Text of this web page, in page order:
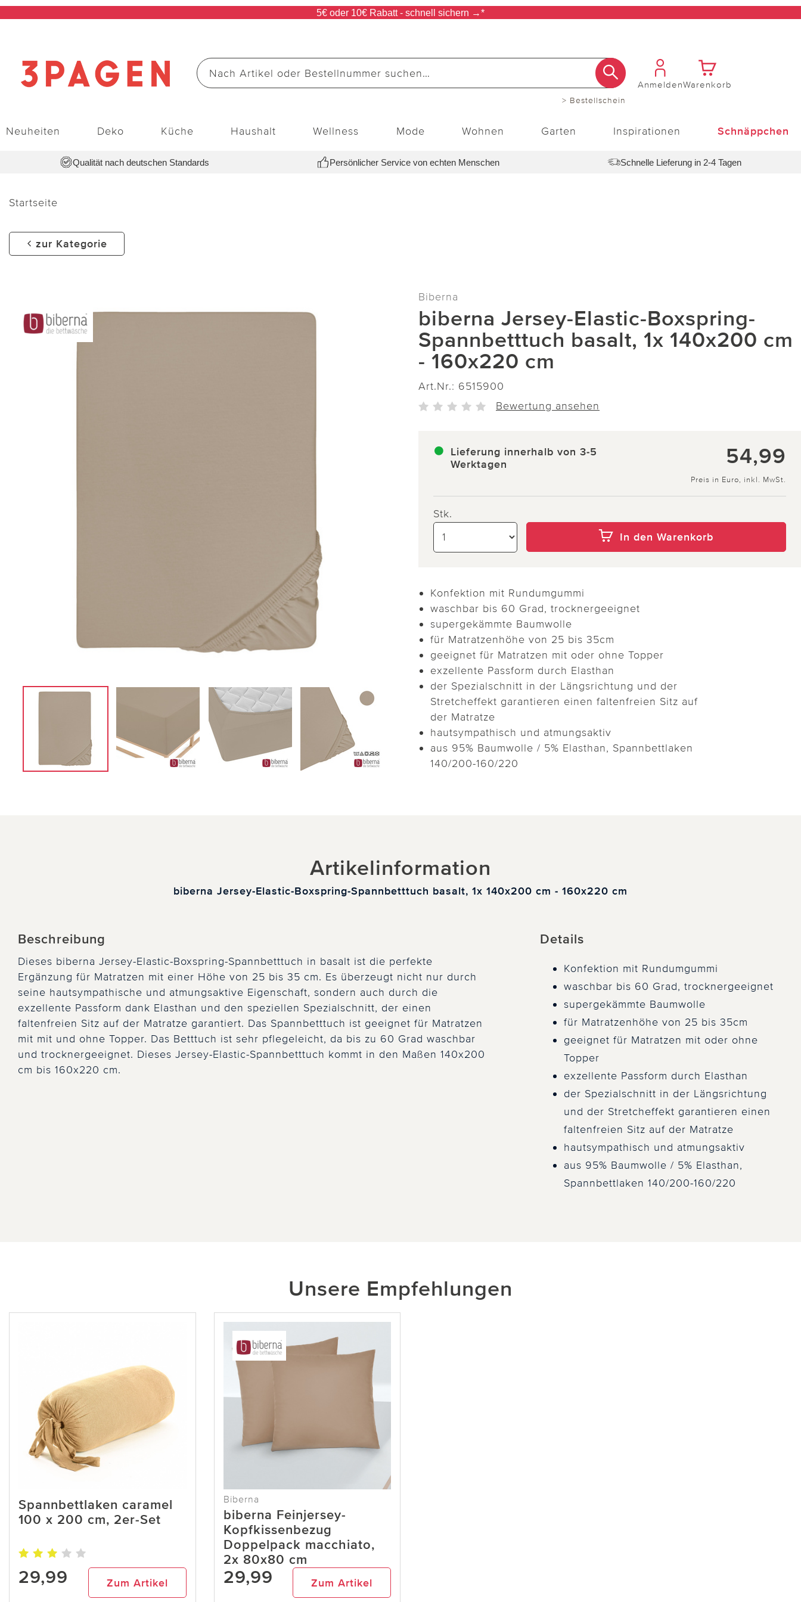
5€ oder 10€ Rabatt - schnell sichern →*
> Bestellschein
AnmeldenWarenkorb
Neuheiten Deko Küche Haushalt Wellness Mode Wohnen Garten Inspirationen Schnäppchen
Qualität nach deutschen Standards Persönlicher Service von echten Menschen Schnelle Lieferung in 2-4 Tagen
Startseite
zur Kategorie
Biberna
biberna Jersey-Elastic-Boxspring-
Spannbetttuch basalt, 1x 140x200 cm
- 160x220 cm
Art.Nr.: 6515900
Bewertung ansehen
Lieferung innerhalb von 3-5
Werktagen
54,99
Preis in Euro, inkl. MwSt.
Stk.
In den Warenkorb
Konfektion mit Rundumgummi
waschbar bis 60 Grad, trocknergeeignet
supergekämmte Baumwolle
für Matratzenhöhe von 25 bis 35cm
geeignet für Matratzen mit oder ohne Topper
exzellente Passform durch Elasthan
der Spezialschnitt in der Längsrichtung und der
Stretcheffekt garantieren einen faltenfreien Sitz auf
der Matratze
hautsympathisch und atmungsaktiv
aus 95% Baumwolle / 5% Elasthan, Spannbettlaken
140/200-160/220
Artikelinformation
biberna Jersey-Elastic-Boxspring-Spannbetttuch basalt, 1x 140x200 cm - 160x220 cm
Beschreibung
Dieses biberna Jersey-Elastic-Boxspring-Spannbetttuch in basalt ist die perfekte
Ergänzung für Matratzen mit einer Höhe von 25 bis 35 cm. Es überzeugt nicht nur durch
seine hautsympathische und atmungsaktive Eigenschaft, sondern auch durch die
exzellente Passform dank Elasthan und den speziellen Spezialschnitt, der einen
faltenfreien Sitz auf der Matratze garantiert. Das Spannbetttuch ist geeignet für Matratzen
mit mit und ohne Topper. Das Betttuch ist sehr pflegeleicht, da bis zu 60 Grad waschbar
und trocknergeeignet. Dieses Jersey-Elastic-Spannbetttuch kommt in den Maßen 140x200
cm bis 160x220 cm.
Details
Konfektion mit Rundumgummi
waschbar bis 60 Grad, trocknergeeignet
supergekämmte Baumwolle
für Matratzenhöhe von 25 bis 35cm
geeignet für Matratzen mit oder ohne
Topper
exzellente Passform durch Elasthan
der Spezialschnitt in der Längsrichtung
und der Stretcheffekt garantieren einen
faltenfreien Sitz auf der Matratze
hautsympathisch und atmungsaktiv
aus 95% Baumwolle / 5% Elasthan,
Spannbettlaken 140/200-160/220
Unsere Empfehlungen
Spannbettlaken caramel
100 x 200 cm, 2er-Set
29,99 Zum Artikel
Biberna
biberna Feinjersey-
Kopfkissenbezug
Doppelpack macchiato,
2x 80x80 cm
29,99 Zum Artikel